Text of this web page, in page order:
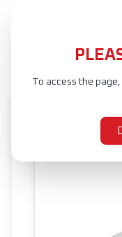
To access the